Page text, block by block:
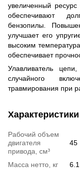
увеличенный
обеспечивают
бензопилы.
улучшает его
высоким
обеспечивает
Улавливатель
случайного
травмирования при
Характеристики
Рабочий объем
двигателя
привода, см³
45
Масса нетто, кг
6.1